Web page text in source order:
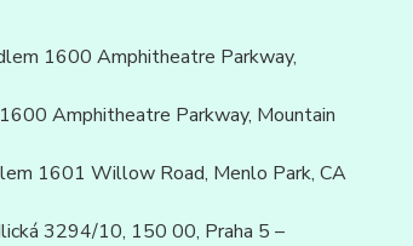
1600 Amphitheatre Parkway,
Amphitheatre Parkway, Mountain
1601 Willow Road, Menlo Park, CA
3294/10, 150 00, Praha 5 –